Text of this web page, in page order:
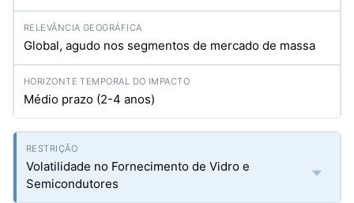
Global, agudo nos segmentos de mercado de massa
Médio prazo (2-4 anos)
Volatilidade no Fornecimento de Vidro e
Semicondutores